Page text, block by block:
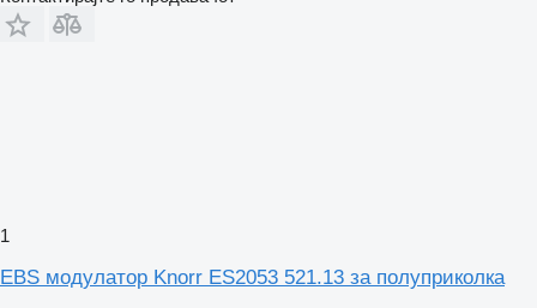
1
EBS модулатор Knorr ES2053 521.13 за полуприколка